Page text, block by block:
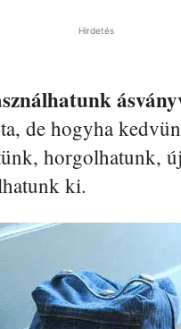
Hirdetés
de hogyha
horgolhatunk,
ki.